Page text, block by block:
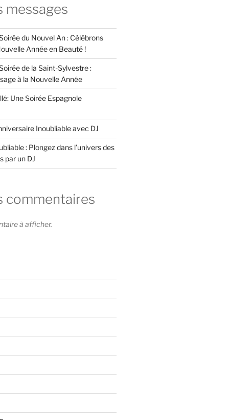
messages
du Nouvel An : Célébrons
Année en Beauté !
de la Saint-Sylvestre :
à la Nouvelle Année
Une Soirée Espagnole
Inoubliable avec DJ
: Plongez dans l’univers des
par un DJ
commentaires
à afficher.